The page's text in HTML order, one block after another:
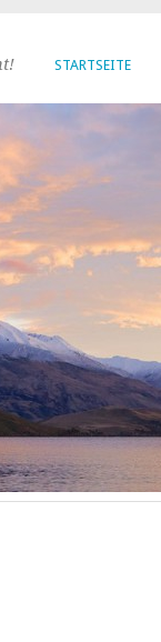
STARTSEITE